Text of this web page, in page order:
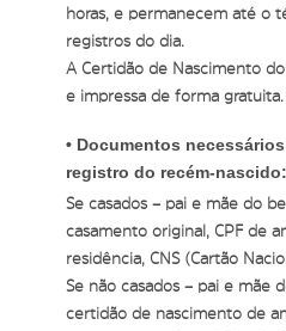
horas, e permanecem até o
registros do dia.
A Certidão de Nascimento
e impressa de forma gratuita.
• Documentos
registro do recém-nascido:
Se casados – pai e mãe do
casamento original, CPF de
residência, CNS (Cartão
Se não casados – pai e mãe
certidão de nascimento de